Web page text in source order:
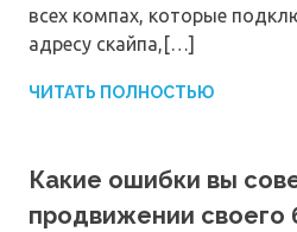
всех компах, которые
адресу скайпа,[…]
ЧИТАТЬ ПОЛНОСТЬЮ
Какие ошибки вы
продвижении своего